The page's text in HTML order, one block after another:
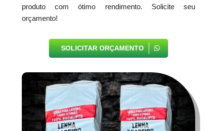
produto com ótimo rendimento. Solicite seu
orçamento!
SOLICITAR ORÇAMENTO